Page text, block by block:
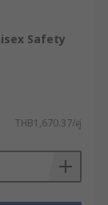
ล้อมที่มี
งเท้าที่
ผล
ดุเสื่อม
ฟตี้
ด์ชั้น
ลน์
Safety
THB1,670.37/คู่